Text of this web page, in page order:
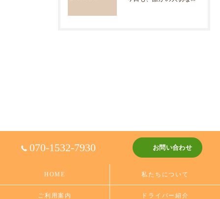
070-1532-7930 お問い合わせ
HOME 私たちについて
ご利用案内 ドライバー紹介